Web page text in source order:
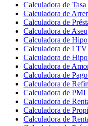
Calculadora de
Calculadora de
Calculadora de
Calculadora de
Calculadora de
Calculadora de LTV
Calculadora de
Calculadora de
Calculadora de
Calculadora de
Calculadora de PMI
Calculadora de
Calculadora de
Calculadora de